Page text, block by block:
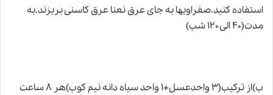
استفاده کنید.صفراویها به جای عرق نعنا عرق کاسنی بریزند.به
مدت(۴۰ الی ۱۲۰ شب)
ب)از ترکیب(۳ واحدعسل+۱ واحد سیاه دانه نیم کوب)هر ۸ ساعت